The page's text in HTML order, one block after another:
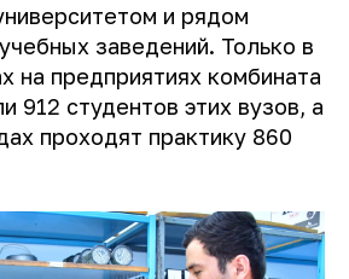
и рядом
заведений. Только в
на предприятиях комбината
912 студентов этих вузов, а
проходят практику 860